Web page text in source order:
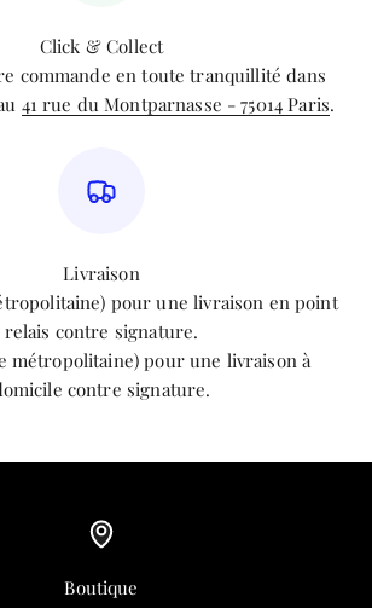
Click & Collect
commande en toute tranquillité dans
41 rue du Montparnasse - 75014 Paris.
Livraison
pour une livraison en point
relais contre signature.
métropolitaine) pour une livraison à
contre signature.
Boutique